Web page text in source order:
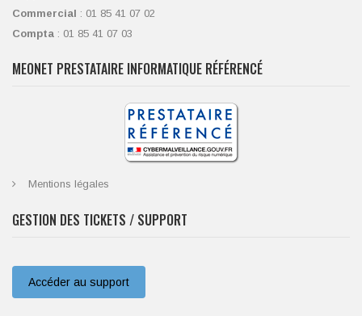
Commercial : 01 85 41 07 02
Compta : 01 85 41 07 03
MEONET PRESTATAIRE INFORMATIQUE RÉFÉRENCÉ
Mentions légales
GESTION DES TICKETS / SUPPORT
Accéder au support